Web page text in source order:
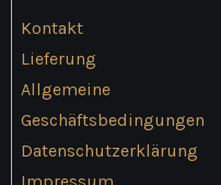
Kontakt
Lieferung
Allgemeine
Geschäftsbedingungen
Datenschutzerklärung